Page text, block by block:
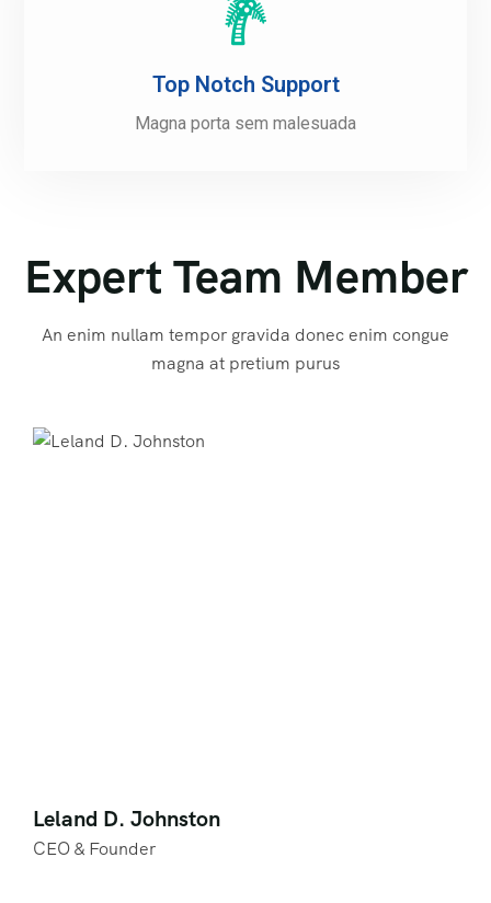
Top Notch Support
Magna porta sem malesuada
Expert Team Member
An enim nullam tempor gravida donec enim congue
magna at pretium purus
Leland D. Johnston
CEO & Founder